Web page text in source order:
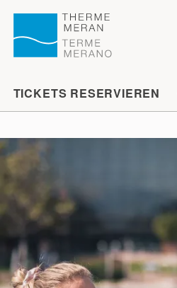
TICKETS RESERVIEREN